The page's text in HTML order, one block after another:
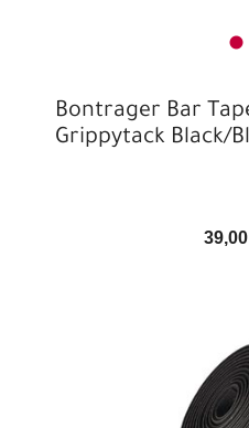
Bontrager Bar
Grippytack Black/